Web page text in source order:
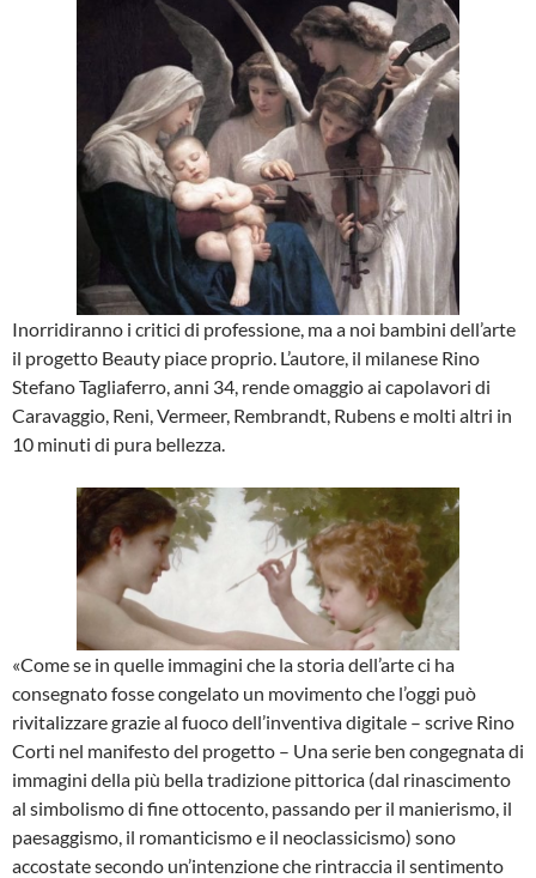
Inorridiranno i critici di professione, ma a noi bambini dell’arte
il progetto Beauty piace proprio. L’autore, il milanese Rino
Stefano Tagliaferro, anni 34, rende omaggio ai capolavori di
Caravaggio, Reni, Vermeer, Rembrandt, Rubens e molti altri in
10 minuti di pura bellezza.
«Come se in quelle immagini che la storia dell’arte ci ha
consegnato fosse congelato un movimento che l’oggi può
rivitalizzare grazie al fuoco dell’inventiva digitale – scrive Rino
Corti nel manifesto del progetto – Una serie ben congegnata di
immagini della più bella tradizione pittorica (dal rinascimento
al simbolismo di fine ottocento, passando per il manierismo, il
paesaggismo, il romanticismo e il neoclassicismo) sono
accostate secondo un’intenzione che rintraccia il sentimento